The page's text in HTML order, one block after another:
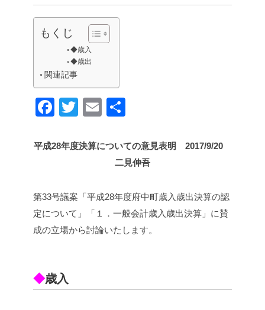
もくじ
◆歳入
◆歳出
関連記事
F
c
o
o
k
T
tt
E
ail
平成28年度決算についての意見表明 2017/9/20
二見伸吾
第33号議案「平成28年度府中町歳入歳出決算の認
定について」「１．一般会計歳入歳出決算」に賛
成の立場から討論いたします。
◆歳入